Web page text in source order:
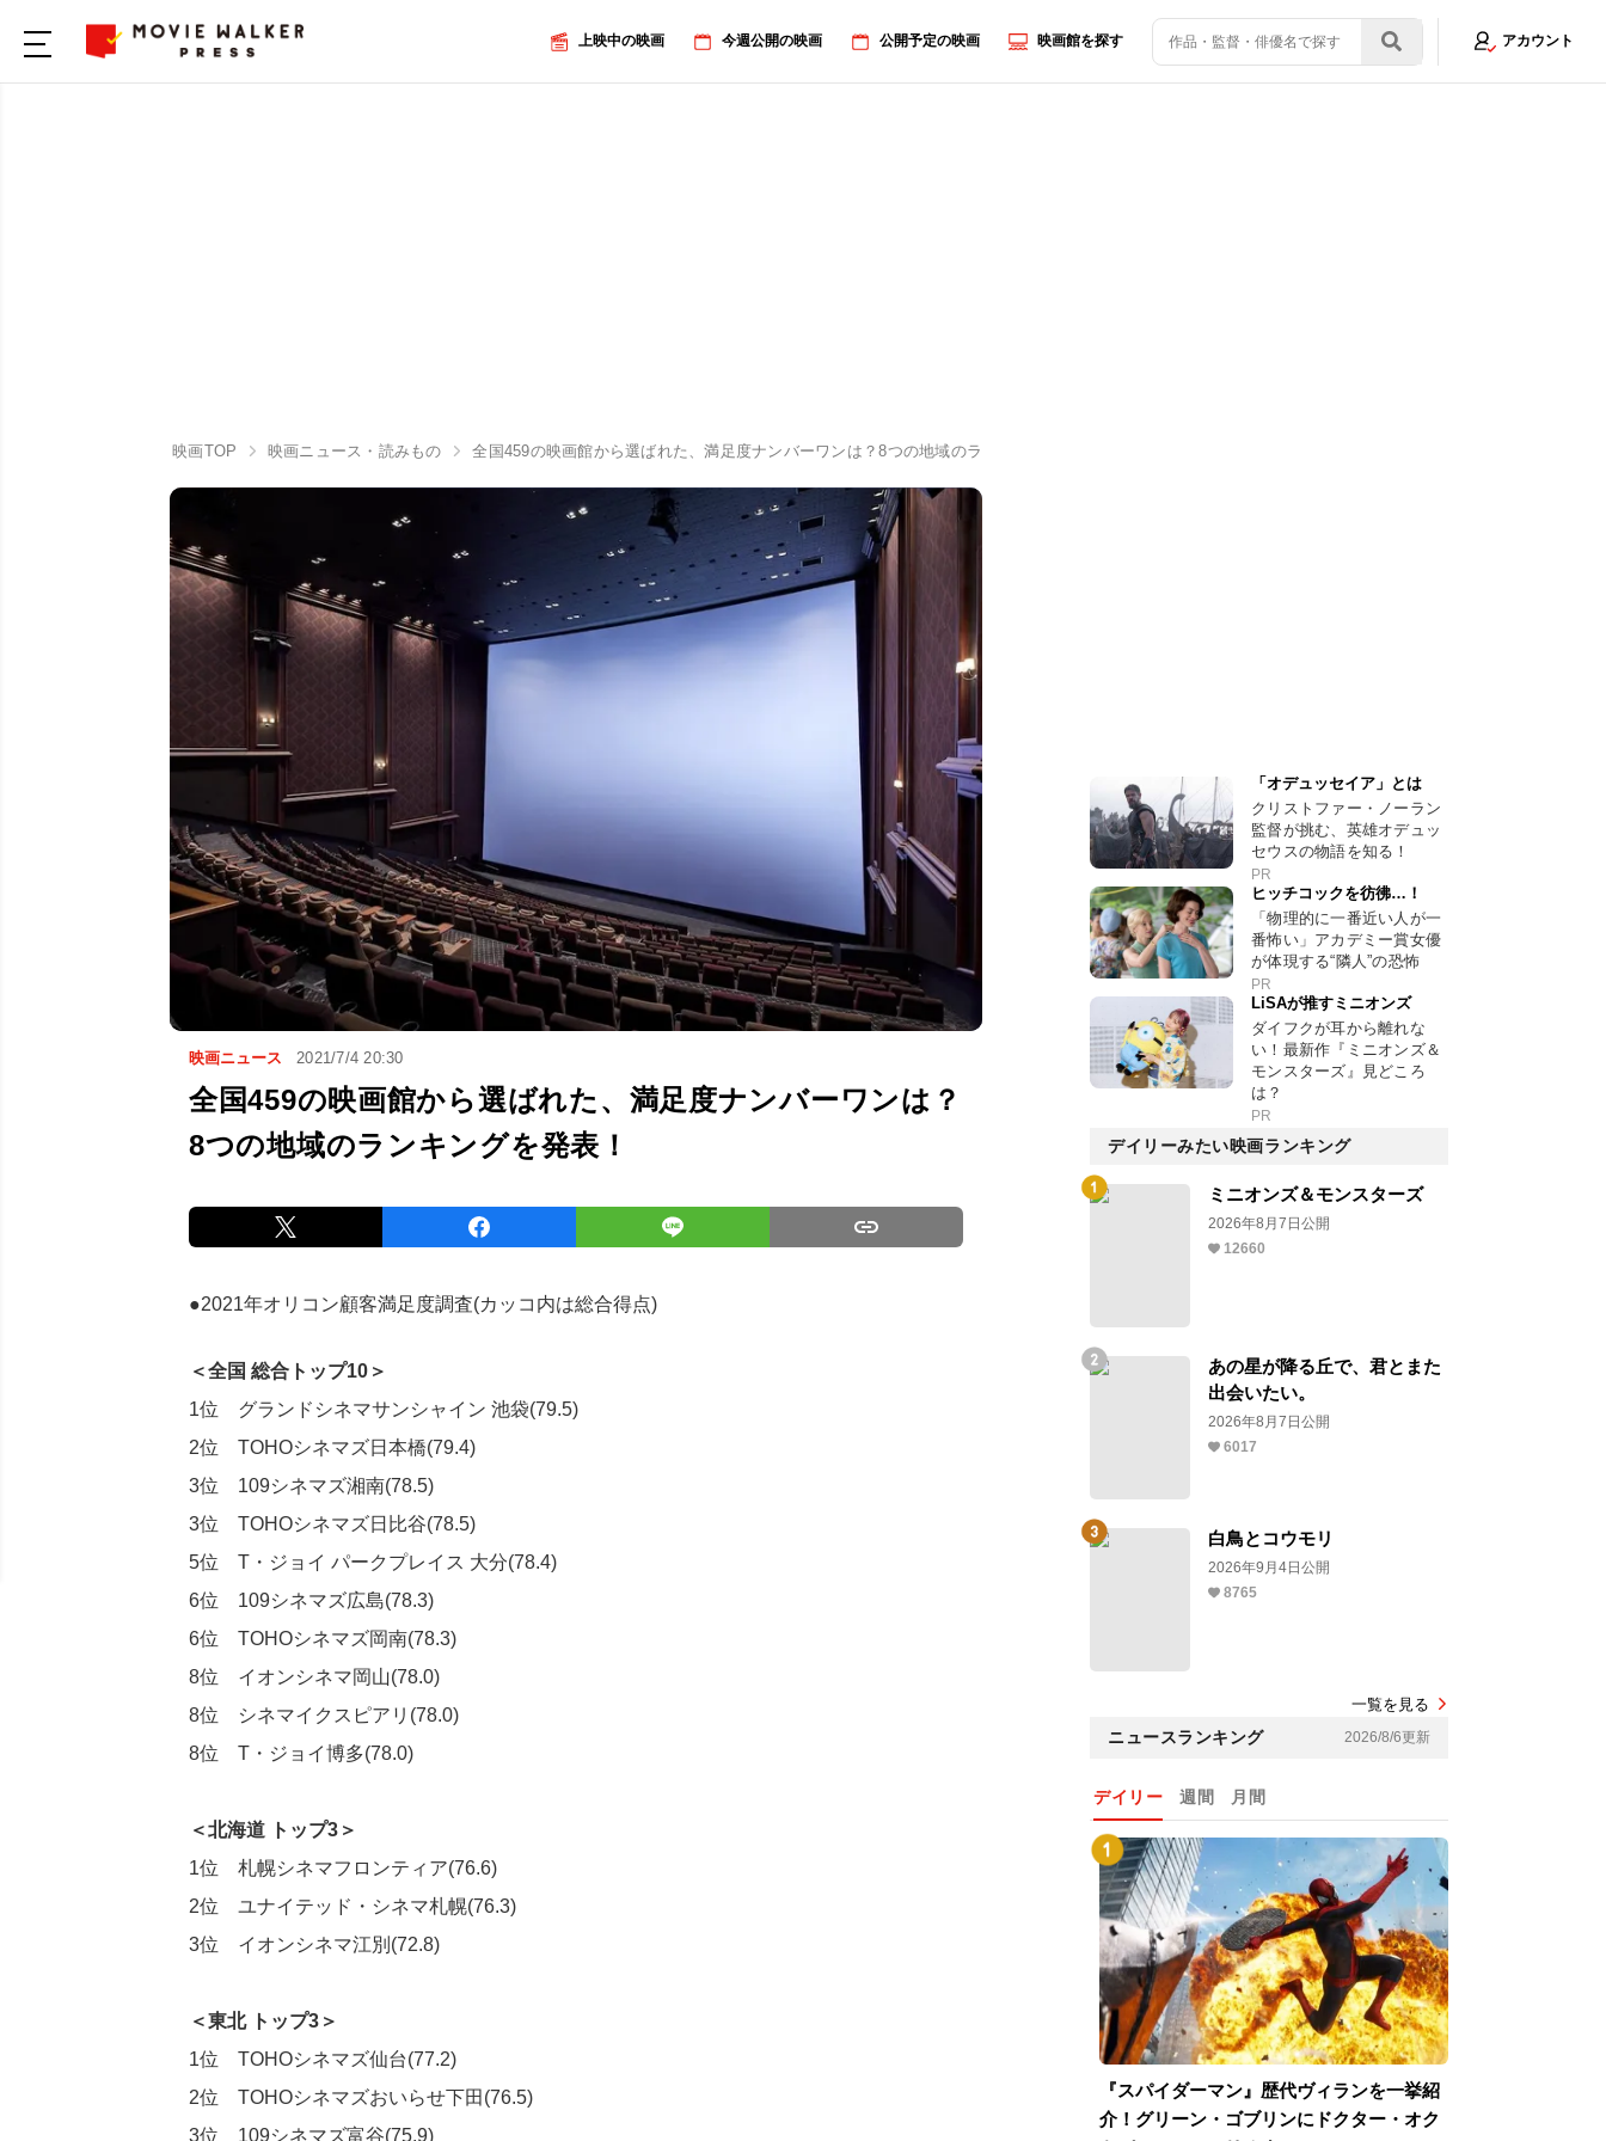
上映中の映画 今週公開の映画 公開予定の映画 映画館を探す アカウント
映画TOP 映画ニュース・読みもの 全国459の映画館から選ばれた、満足度ナンバーワンは？8つの地域のランキングを発表！
映画ニュース 2021/7/4 20:30
全国459の映画館から選ばれた、満足度ナンバーワンは？
8つの地域のランキングを発表！
●2021年オリコン顧客満足度調査(カッコ内は総合得点)
＜全国 総合トップ10＞
1位 グランドシネマサンシャイン 池袋(79.5)
2位 TOHOシネマズ日本橋(79.4)
3位 109シネマズ湘南(78.5)
3位 TOHOシネマズ日比谷(78.5)
5位 T・ジョイ パークプレイス 大分(78.4)
6位 109シネマズ広島(78.3)
6位 TOHOシネマズ岡南(78.3)
8位 イオンシネマ岡山(78.0)
8位 シネマイクスピアリ(78.0)
8位 T・ジョイ博多(78.0)
＜北海道 トップ3＞
1位 札幌シネマフロンティア(76.6)
2位 ユナイテッド・シネマ札幌(76.3)
3位 イオンシネマ江別(72.8)
＜東北 トップ3＞
1位 TOHOシネマズ仙台(77.2)
2位 TOHOシネマズおいらせ下田(76.5)
3位 109シネマズ富谷(75.9)
「オデュッセイア」とは
クリストファー・ノーラン
監督が挑む、英雄オデュッ
セウスの物語を知る！
PR
ヒッチコックを彷彿…！
「物理的に一番近い人が一
番怖い」アカデミー賞女優
が体現する“隣人”の恐怖
PR
LiSAが推すミニオンズ
ダイフクが耳から離れな
い！最新作『ミニオンズ＆
モンスターズ』見どころ
は？
PR
デイリーみたい映画ランキング
ミニオンズ＆モンスターズ
2026年8月7日公開
12660
あの星が降る丘で、君とまた
出会いたい。
2026年8月7日公開
6017
白鳥とコウモリ
2026年9月4日公開
8765
一覧を見る
ニュースランキング 2026/8/6更新
デイリー 週間 月間
『スパイダーマン』歴代ヴィランを一挙紹
介！グリーン・ゴブリンにドクター・オク